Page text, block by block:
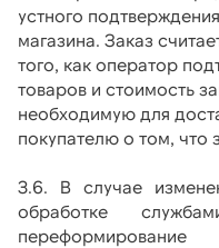
устного
магазина. Заказ
того, как оператор
товаров и стоимость
необходимую для
покупателю о том, что
3.6. В случае
обработке